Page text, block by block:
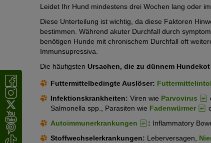
Leidet Ihr Hund mindestens drei Wochen lang oder
Diese Unterteilung ist wichtig, da diese Faktoren
bestimmen. Während akuter Durchfall durch
benötigen Hunde mit chronischem Durchfall oft
Immunsupressiva.
Die häufigsten Ursachen, die zu dünnem
Futtermittelbedingte Auslöser:
Infektionskrankheiten: Viren wie Parvovirus
Salmonella spp., Parasiten wie Fadenwürmer
Autoimmunerkrankungen
: Inflammatory
Stoffwechselerkrankungen: Leberversagen,